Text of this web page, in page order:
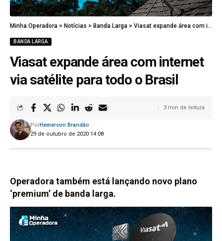
Minha Operadora > Notícias > Banda Larga > Viasat expande área com internet via satélite para todo o Brasil
BANDA LARGA
Viasat expande área com internet
via satélite para todo o Brasil
29 de outubro de 2020 14:08
PorHemerson Brandão
3 min de leitura
Operadora também está lançando novo plano
‘premium’ de banda larga.